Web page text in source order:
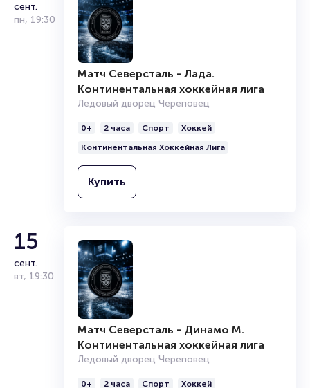
сент.
пн, 19:30
Матч Северсталь - Лада.
Континентальная хоккейная лига
Ледовый дворец Череповец
0+ 2 часа Спорт
Хоккей
Континентальная Хоккейная Лига
Купить
15
сент.
вт, 19:30
Матч Северсталь - Динамо М.
Континентальная хоккейная лига
Ледовый дворец Череповец
0+ 2 часа Спорт Хоккей